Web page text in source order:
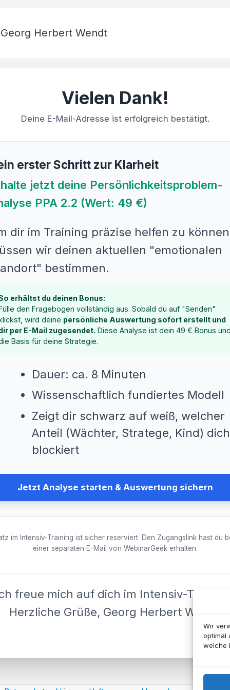
Wir
optimal
welche
Zum
Inhalt
springen
Georg Herbert Wendt
Vielen Dank!
Deine E-Mail-Adresse ist erfolgreich bestätigt.
erster Schritt zur Klarheit
jetzt deine Persönlichkeitsproblem-
PPA 2.2 (Wert: 49 €)
dir im Training präzise helfen zu
wir deinen aktuellen "emotionalen
bestimmen.
erhältst du deinen Bonus:
den Fragebogen vollständig aus. Sobald du auf "Senden"
wird deine persönliche Auswertung sofort erstellt und
per E-Mail zugesendet. Diese Analyse ist dein 49 € Bonus
Basis für deine Strategie.
Dauer: ca. 8 Minuten
Wissenschaftlich fundiertes Modell
Zeigt dir schwarz auf weiß, welcher
Anteil (Wächter, Stratege, Kind) dich
blockiert
Jetzt Analyse starten & Auswertung sichern
im Intensiv-Training ist sicher reserviert. Den Zugangslink hast du
einer separaten E-Mail von WebinarGeek erhalten.
freue mich auf dich im Intensiv-
Herzliche Grüße, Georg Herbert Wendt